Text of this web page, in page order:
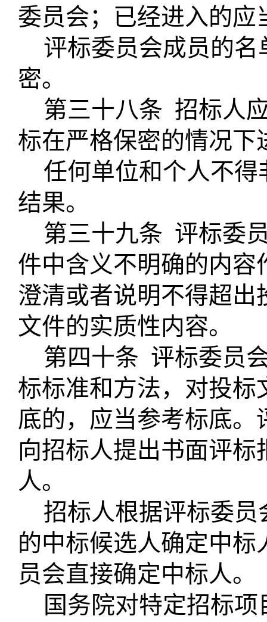
委员会；已经进入的应
评标委员会成员的
密。
第三十八条 招标人
标在严格保密的情况下
任何单位和个人不
结果。
第三十九条 评标委
件中含义不明确的内
澄清或者说明不得超
文件的实质性内容。
第四十条 评标委员
标标准和方法，对投
底的，应当参考标底
向招标人提出书面评
人。
招标人根据评标委
的中标候选人确定中
员会直接确定中标人。
国务院对特定招标